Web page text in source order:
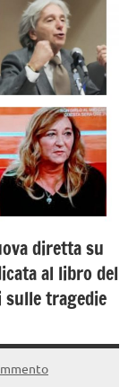
diretta su
al libro del
sulle tragedie